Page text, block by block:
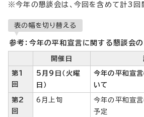
※今年の懇談会は、今回を含めて計3回
表の幅を切り替える
参考：今年の平和宣言に関する懇談会
開催日
第1
回
5月9日（火曜
日）
今年の平和宣
いて
第2
回
6月上旬
今年の平和宣
予定